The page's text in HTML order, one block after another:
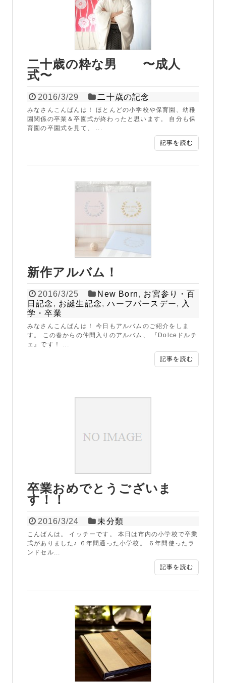
二十歳の粋な男 〜成人
式〜
2016/3/29 二十歳の記念
みなさんこんばんは！ ほとんどの小学校や保育園、幼稚
園関係の卒業＆卒園式が終わったと思います。 自分も保
育園の卒園式を見て、 ...
記事を読む
新作アルバム！
2016/3/25 New Born, お宮参り・百
日記念 , お誕生記念,ハーフバースデー, 入
学・卒業
みなさんこんばんは！ 今日もアルバムのご紹介をしま
す。 この春からの仲間入りのアルバム、 『Dolceドルチ
ェ』です！ ...
記事を読む
卒業おめでとうございま
す！！
2016/3/24 未分類
こんばんは。 イッチーです。 本日は市内の小学校で卒業
式がありました♪ ６年間通った小学校。 ６年間使ったラ
ンドセル...
記事を読む